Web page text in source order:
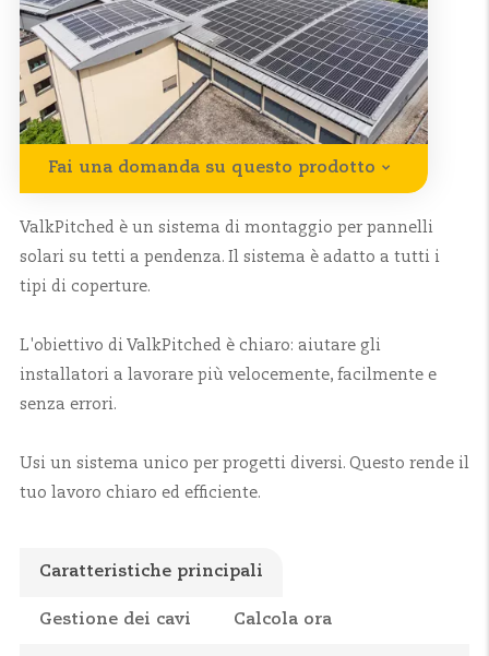
Fai una domanda su questo prodotto
ValkPitched è un sistema di montaggio per pannelli
solari su tetti a pendenza. Il sistema è adatto a tutti i
tipi di coperture.
L'obiettivo di ValkPitched è chiaro: aiutare gli
installatori a lavorare più velocemente, facilmente e
senza errori.
Usi un sistema unico per progetti diversi. Questo rende il
tuo lavoro chiaro ed efficiente.
Caratteristiche principali
Gestione dei cavi Calcola ora